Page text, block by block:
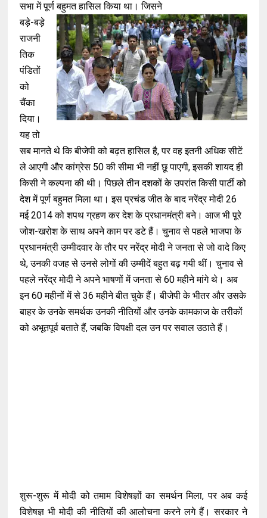
सभा में पूर्ण बहुमत हासिल किया था। जिसने
बड़े-बड़े
राजनी
तिक
पंडितों
को
चैंका
दिया।
यह तो
सब मानते थे कि बीजेपी को बढ़त हासिल है, पर वह इतनी अधिक सीटें
ले आएगी और कांग्रेस 50 की सीमा भी नहीं छू पाएगी, इसकी शायद ही
किसी ने कल्पना की थी। पिछले तीन दशकों के उपरांत किसी पार्टी को
देश में पूर्ण बहुमत मिला था। इस प्रचंड जीत के बाद नरेंद्र मोदी 26
मई 2014 को शपथ ग्रहण कर देश के प्रधानमंत्री बने। आज भी पूरे
जोश-खरोश के साथ अपने काम पर डटे हैं। चुनाव से पहले भाजपा के
प्रधानमंत्री उम्मीदवार के तौर पर नरेंद्र मोदी ने जनता से जो वादे किए
थे, उनकी वजह से उनसे लोगों की उम्मीदें बहुत बढ़ गयी थीं। चुनाव से
पहले नरेंद्र मोदी ने अपने भाषणों में जनता से 60 महीने मांगे थे। अब
इन 60 महीनों में से 36 महीने बीत चुके हैं। बीजेपी के भीतर और उसके
बाहर के उनके समर्थक उनकी नीतियों और उनके कामकाज के तरीकों
को अभूतपूर्व बताते हैं, जबकि विपक्षी दल उन पर सवाल उठाते हैं।
शुरू-शुरू में मोदी को तमाम विशेषज्ञों का समर्थन मिला, पर अब कई
विशेषज्ञ भी मोदी की नीतियों की आलोचना करने लगे हैं। सरकार ने